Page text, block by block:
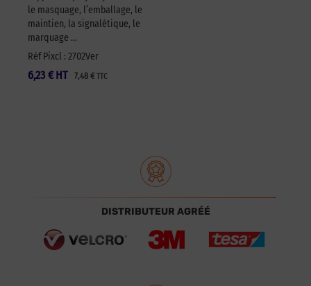
le masquage, l’emballage, le
maintien, la signalétique, le
marquage …
Réf Pixcl : 2702Ver
6,23 € 7,48 € TTC
HT
DISTRIBUTEUR AGRÉÉ